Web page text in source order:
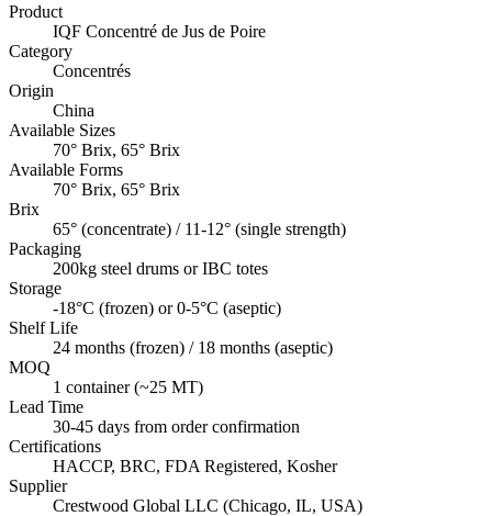
Product
IQF Concentré de Jus de Poire
Category
Concentrés
Origin
China
Available Sizes
70° Brix, 65° Brix
Available Forms
70° Brix, 65° Brix
Brix
65° (concentrate) / 11-12° (single strength)
Packaging
200kg steel drums or IBC totes
Storage
-18°C (frozen) or 0-5°C (aseptic)
Shelf Life
24 months (frozen) / 18 months (aseptic)
MOQ
1 container (~25 MT)
Lead Time
30-45 days from order confirmation
Certifications
HACCP, BRC, FDA Registered, Kosher
Supplier
Crestwood Global LLC (Chicago, IL, USA)